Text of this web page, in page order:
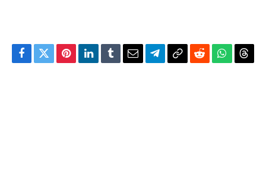
Facebook
TwitterPinterestLinkedIn
TumblrEmailTelegram
CopyReddit